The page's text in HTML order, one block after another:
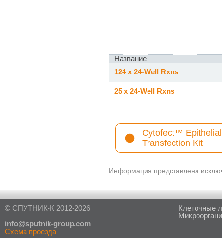
Название
124 x 24-Well Rxns
25 x 24-Well Rxns
Cytofect™ Epithelial
Transfection Kit
Информация представлена
© СПУТНИК-К 2012-2026
info@sputnik-group.com
Схема проезда
Клеточные